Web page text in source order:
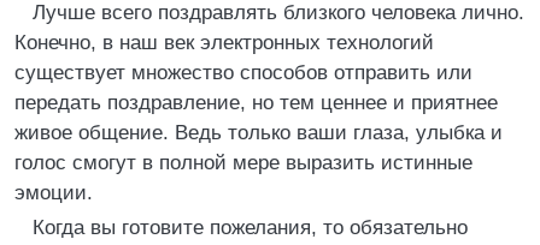
Лучше всего поздравлять близкого человека лично.
Конечно, в наш век электронных технологий
существует множество способов отправить или
передать поздравление, но тем ценнее и приятнее
живое общение. Ведь только ваши глаза, улыбка и
голос смогут в полной мере выразить истинные
эмоции.
Когда вы готовите пожелания, то обязательно